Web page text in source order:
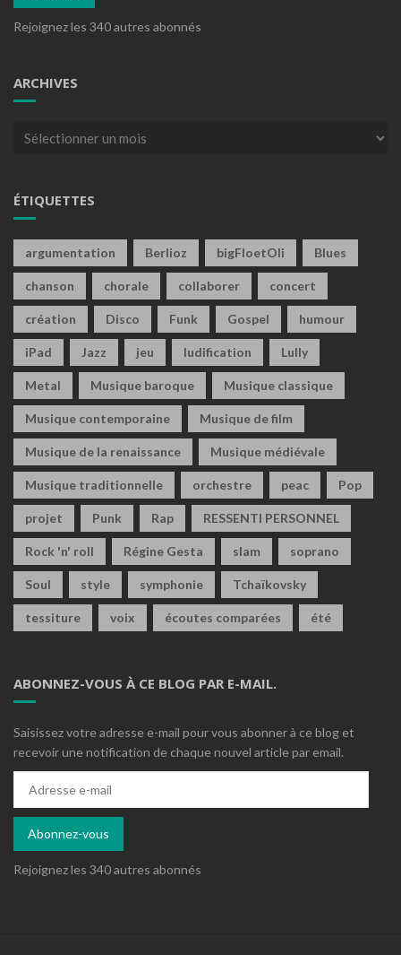
Rejoignez les 340 autres abonnés
ARCHIVES
Archives
ÉTIQUETTES
argumentation Berlioz bigFloetOli Blues
chanson chorale collaborer concert
création Disco Funk Gospel humour
iPad Jazz jeu ludification Lully
Metal Musique baroque Musique classique
Musique contemporaine Musique de film
Musique de la renaissance Musique médiévale
Musique traditionnelle orchestre peac Pop
projet Punk Rap RESSENTI PERSONNEL
Rock 'n' roll Régine Gesta slam soprano
Soul style symphonie Tchaïkovsky
tessiture voix écoutes comparées été
ABONNEZ-VOUS À CE BLOG PAR E-MAIL.
Saisissez votre adresse e-mail pour vous abonner à ce blog et
recevoir une notification de chaque nouvel article par email.
mail
Abonnez-vous
Rejoignez les 340 autres abonnés